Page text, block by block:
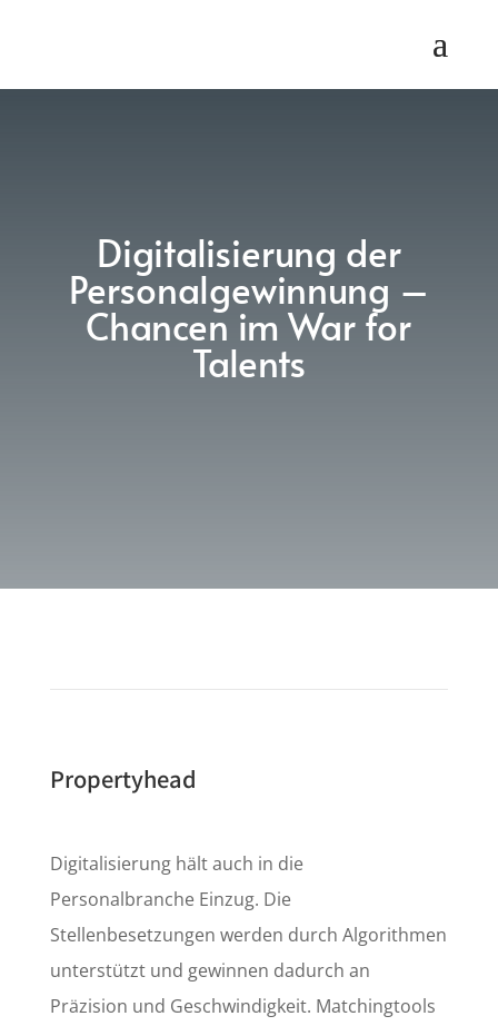
Digitalisierung der
Personalgewinnung –
Chancen im War for
Talents
Propertyhead
Digitalisierung hält auch in die
Personalbranche Einzug. Die
Stellenbesetzungen werden durch Algorithmen
unterstützt und gewinnen dadurch an
Präzision und Geschwindigkeit. Matchingtools